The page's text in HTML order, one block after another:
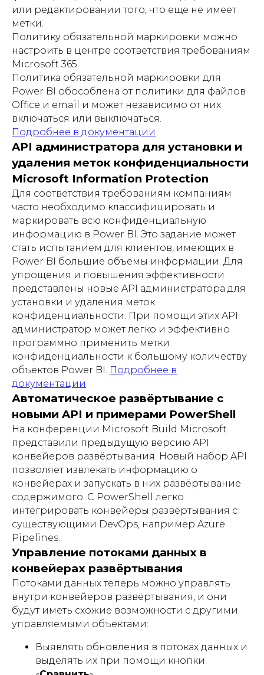
или редактировании того, что еще не имеет
метки.
Политику обязательной маркировки можно
настроить в центре соответствия требованиям
Microsoft 365.
Политика обязательной маркировки для
Power BI обособлена от политики для файлов
Office и email и может независимо от них
включаться или выключаться.
Подробнее в документации
API администратора для установки и
удаления меток конфиденциальности
Microsoft Information Protection
Для соответствия требованиям компаниям
часто необходимо классифицировать и
маркировать всю конфиденциальную
информацию в Power BI. Это задание может
стать испытанием для клиентов, имеющих в
Power BI большие объемы информации. Для
упрощения и повышения эффективности
представлены новые API администратора для
установки и удаления меток
конфиденциальности. При помощи этих API
администратор может легко и эффективно
программно применить метки
конфиденциальности к большому количеству
объектов Power BI. Подробнее в
документации
Автоматическое развёртывание с
новыми API и примерами PowerShell
На конференции Microsoft Build Microsoft
представили предыдущую версию API
конвейеров развёртывания. Новый набор API
позволяет извлекать информацию о
конвейерах и запускать в них развёртывание
содержимого. С PowerShell легко
интегрировать конвейеры развёртывания с
существующими DevOps, например Azure
Pipelines.
Управление потоками данных в
конвейерах развёртывания
Потоками данных теперь можно управлять
внутри конвейеров развёртывания, и они
будут иметь схожие возможности с другими
управляемыми объектами:
Выявлять обновления в потоках данных и
выделять их при помощи кнопки